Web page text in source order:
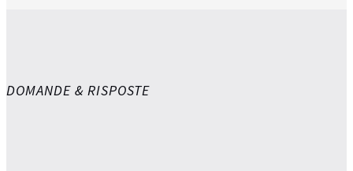
DOMANDE & RISPOSTE